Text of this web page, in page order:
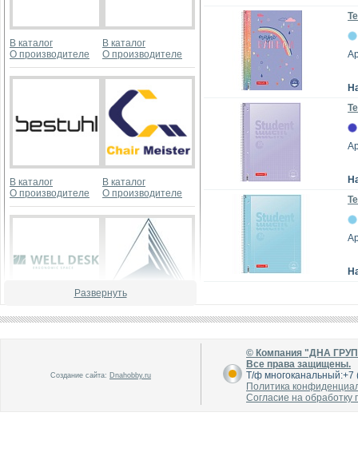
В каталог
О производителе
В каталог
О производителе
В каталог
О производителе
В каталог
О производителе
В каталог
В каталог
Развернуть
Создание сайта: Dnahobby.ru
© Компания "ДНА
Все права защищены.
Т/ф
Политика
Согласие на